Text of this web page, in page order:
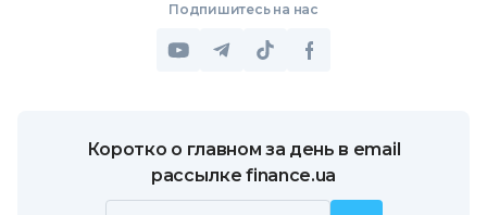
Подпишитесь на нас
Коротко о главном за день в email
рассылке finance.ua